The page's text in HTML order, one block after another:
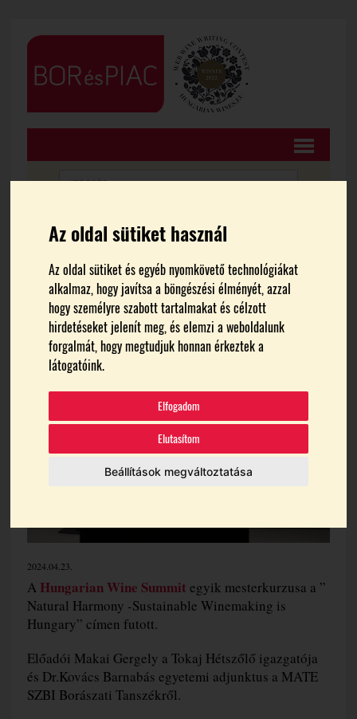
Az oldal sütiket használ
Az oldal sütiket és egyéb nyomkövető technológiákat
alkalmaz, hogy javítsa a böngészési élményét, azzal
hogy személyre szabott tartalmakat és célzott
hirdetéseket jelenít meg, és elemzi a weboldalunk
forgalmát, hogy megtudjuk honnan érkeztek a
látogatóink.
Elfogadom
Elutasítom
Beállítások megváltoztatása
FŐOLDAL CIKKEK
Fenntartható bortermelés
Magyarországon
2024.04.23.
A Hungarian Wine Summit egyik mesterkurzusa a ”
Natural Harmony -Sustainable Winemaking is
Hungary” címen futott.
Előadói Makai Gergely a Tokaj Hétszőlő igazgatója
és Dr.Kovács Barnabás egyetemi adjunktus a MATE
SZBI Borászati Tanszékről.